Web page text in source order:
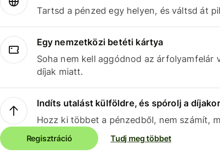
Tartsd a pénzed egy helyen, és váltsd át
Egy nemzetközi betéti kártya
Soha nem kell aggódnod az árfolyamfelár
díjak miatt.
Indíts utalást külföldre, és spórolj a
Hozz ki többet a pénzedből, nem számít,
Regisztráció Tudj meg többet